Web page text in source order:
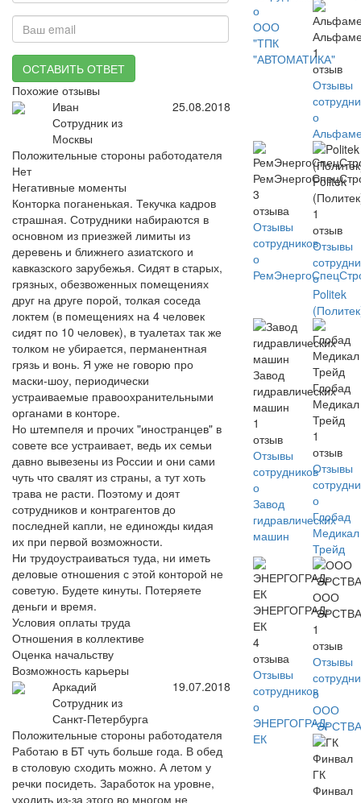
ОСТАВИТЬ ОТВЕТ
Похожие отзывы
Иван
Сотрудник из
Москвы
25.08.2018
Положительные стороны работодателя
Нет
Негативные моменты
Конторка поганенькая. Текучка кадров
страшная. Сотрудники набираются в
основном из приезжей лимиты из
деревень и ближнего азиатского и
кавказского зарубежья. Сидят в старых,
грязных, обезвоженных помещениях
друг на друге порой, толкая соседа
локтем (в помещениях на 4 человек
сидят по 10 человек), в туалетах так же
толком не убирается, перманентная
грязь и вонь. Я уже не говорю про
маски-шоу, периодически
устраиваемые правоохранительными
органами в конторе.
Но штемпеля и прочих "иностранцев" в
совете все устраивает, ведь их семьи
давно вывезены из России и они сами
чуть что свалят из страны, а тут хоть
трава не расти. Поэтому и доят
сотрудников и контрагентов до
последней капли, не единожды кидая
их при первой возможности.
Ни трудоустраиваться туда, ни иметь
деловые отношения с этой конторой не
советую. Будете кинуты. Потеряете
деньги и время.
Условия оплаты труда
Отношения в коллективе
Оценка начальству
Возможность карьеры
Аркадий
Сотрудник из
Санкт-Петербурга
19.07.2018
Положительные стороны работодателя
Работаю в БТ чуть больше года. В обед
в столовую сходить можно. А летом у
речки посидеть. Заработок на уровне,
уходить из-за этого во многом не
о
ООО
"ТПК
"АВТОМАТИКА"
1
отзыв
Отзывы
о
3
отзыва
Отзывы
сотрудников
о
Politek
1
отзыв
Отзывы
о
Politek
Завод
гидравлических
машин
1
отзыв
Отзывы
сотрудников
о
Завод
гидравлических
машин
Глобад
Медикал
Трейд
1
отзыв
Отзывы
о
Глобад
Медикал
Трейд
ЭНЕРГОГРАД-
ЕК
4
отзыва
Отзывы
сотрудников
о
ЭНЕРГОГРАД-
ЕК
ООО
1
отзыв
Отзывы
о
ООО
ГК
Финвал